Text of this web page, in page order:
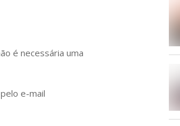
é necessária uma
e-mail